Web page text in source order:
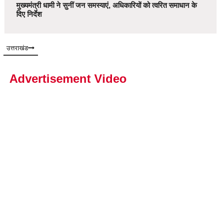
मुख्यमंत्री धामी ने सुनीं जन समस्याएं, अधिकारियों को त्वरित समाधान के
दिए निर्देश
उत्तराखंड
Advertisement Video